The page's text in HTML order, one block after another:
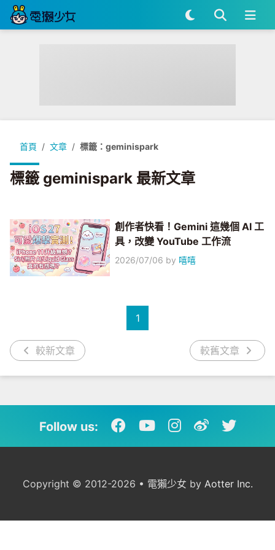
首頁 文章 標籤：geminispark
標籤 geminispark 最新文章
創作者快看！Gemini 這幾個 AI 工
具，改變 YouTube 工作流
2026/07/06 by 嘻嘻
較新文章
1
較舊文章
Follow us:
Copyright © 2012-2026 • 電獺少女 by Aotter Inc.